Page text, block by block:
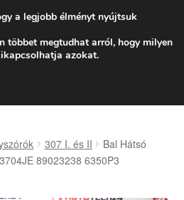
2618 Ft-tól
06 80 088 054
307 I. és II
Bal Hátsó
89023238 6350P3
a legjobb élményt nyújtsuk
többet megtudhat arról, hogy milyen
azokat.